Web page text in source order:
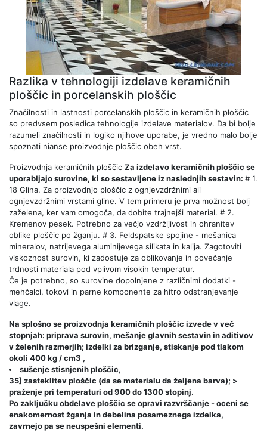
Razlika v tehnologiji izdelave keramičnih
ploščic in porcelanskih ploščic
Značilnosti in lastnosti porcelanskih ploščic in keramičnih ploščic
so predvsem posledica tehnologije izdelave materialov. Da bi bolje
razumeli značilnosti in logiko njihove uporabe, je vredno malo bolje
spoznati nianse proizvodnje ploščic obeh vrst.
Proizvodnja keramičnih ploščic Za izdelavo keramičnih ploščic se
uporabljajo surovine, ki so sestavljene iz naslednjih sestavin: # 1.
18 Glina. Za proizvodnjo ploščic z ognjevzdržnimi ali
ognjevzdržnimi vrstami gline. V tem primeru je prva možnost bolj
zaželena, ker vam omogoča, da dobite trajnejši material. # 2.
Kremenov pesek. Potrebno za večjo vzdržljivost in ohranitev
oblike ploščic po žganju. # 3. Feldspatske spojine - mešanica
mineralov, natrijevega aluminijevega silikata in kalija. Zagotoviti
viskoznost surovin, ki zadostuje za oblikovanje in povečanje
trdnosti materiala pod vplivom visokih temperatur.
Če je potrebno, so surovine dopolnjene z različnimi dodatki -
mehčalci, tokovi in ​​parne komponente za hitro odstranjevanje
vlage.
Na splošno se proizvodnja keramičnih ploščic izvede v več
stopnjah: priprava surovin, mešanje glavnih sestavin in aditivov
v želenih razmerjih; izdelki za brizganje, stiskanje pod tlakom
okoli 400 kg / cm3 ,
sušenje stisnjenih ploščic,
35] zasteklitev ploščic (da se materialu da željena barva); >
praženje pri temperaturi od 900 do 1300 stopinj.
Po zaključku obdelave ploščic se opravi razvrščanje - oceni se
enakomernost žganja in debelina posameznega izdelka,
zavrnejo pa se neuspešni elementi.